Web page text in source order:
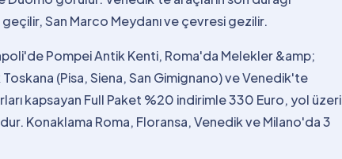
San Marco Meydanı ve çevresi gezilir.
Pompei Antik Kenti, Roma'da Melekler &amp;
(Pisa, Siena, San Gimignano) ve Venedik'te
kapsayan Full Paket %20 indirimle 330 Euro, yol üzeri
Konaklama Roma, Floransa, Venedik ve Milano'da 3